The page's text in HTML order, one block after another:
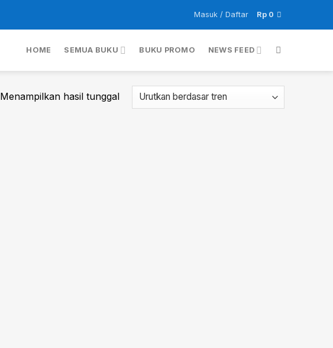
Masuk / Daftar Rp 0
HOME SEMUA BUKU BUKU PROMO NEWS FEED
Menampilkan hasil tunggal